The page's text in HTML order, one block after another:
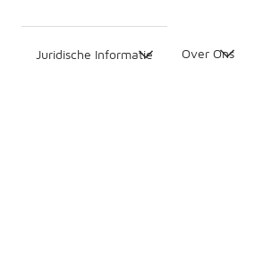
Juridische Informatie Over Ons